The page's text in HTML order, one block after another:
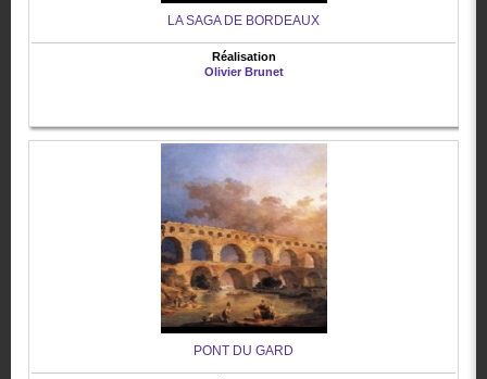
LA SAGA DE BORDEAUX
Réalisation
Olivier Brunet
PONT DU GARD